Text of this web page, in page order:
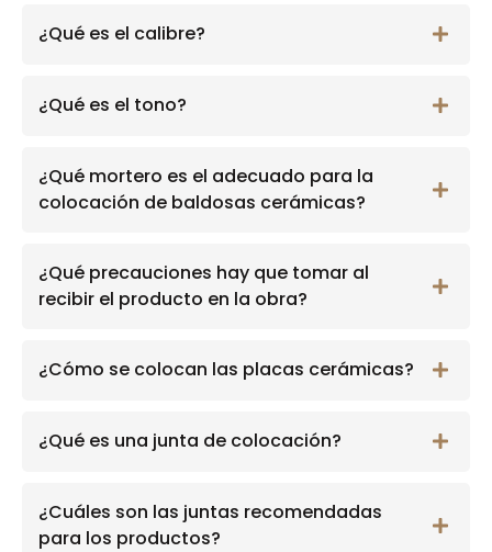
¿Qué es el calibre?
¿Qué es el tono?
¿Qué mortero es el adecuado para la
colocación de baldosas cerámicas?
¿Qué precauciones hay que tomar al
recibir el producto en la obra?
¿Cómo se colocan las placas cerámicas?
¿Qué es una junta de colocación?
¿Cuáles son las juntas recomendadas
para los productos?